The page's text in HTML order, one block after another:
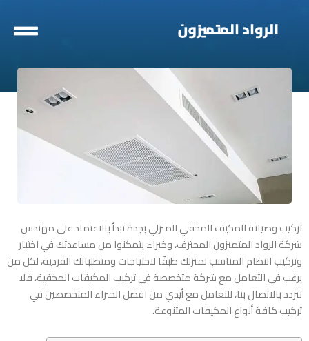
تركيب وصيانة المكيف المخفي المنزلي بجدةتبدأ بالاعتماد على مهندس
شركة الرواد المتميزون المحترف، وخبراء يتمكنوا من مساعدتك في اختيار
وتركيب النظام المناسب لمنزلك طبقًا لاحتياجات ومتطلباتك الفردية، لكل من
يرغب في التعامل مع شركة متخصصة في تركيب المكيفات المخفية، فلا
تتردد بالاتصال بنا، للتعامل مع أيدي من افضل الخبراء المتخصصين في
تركيب كافة أنواع المكيفات المتنوعة.